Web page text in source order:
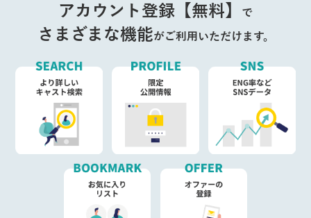
アカウント登録【無料】 で
さまざまな機能がご利用いただけます。